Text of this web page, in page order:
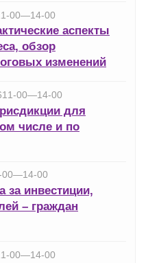
00—14-00
аспекты
обзор
изменений
11-00—14-00
для
числе и по
00—14-00
за инвестиции,
– граждан
00—14-00